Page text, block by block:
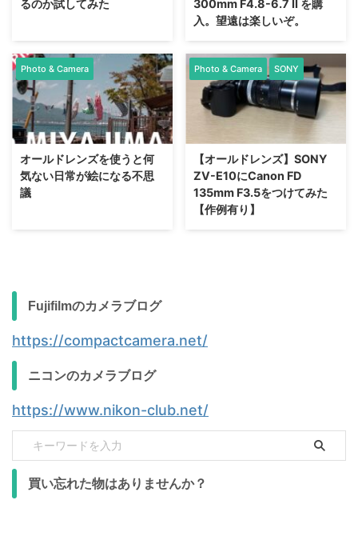
るのか試してみた
300mm F4.8-6.7 II を購
入。望遠は楽しいぞ。
Photo & Camera
オールドレンズを使うと何
気ない日常が絵になる不思
議
Photo & Camera SONY
【オールドレンズ】SONY
ZV-E10にCanon FD
135mm F3.5をつけてみた
【作例有り】
Fujifilmのカメラブログ
https://compactcamera.net/
ニコンのカメラブログ
https://www.nikon-club.net/
買い忘れた物はありませんか？